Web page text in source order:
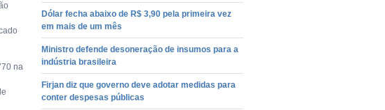
Dólar fecha abaixo de R$ 3,90 pela primeira vez
em mais de um mês
Ministro defende desoneração de insumos para a
indústria brasileira
Firjan diz que governo deve adotar medidas para
conter despesas públicas
na